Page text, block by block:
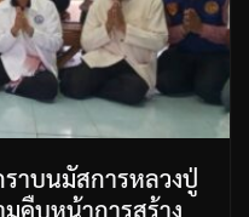
ราบนมัสการหลวงปู่
คืบหน้าการสร้าง